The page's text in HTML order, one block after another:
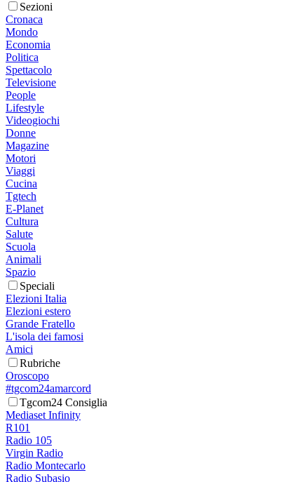
Sezioni
Cronaca
Mondo
Economia
Politica
Spettacolo
Televisione
People
Lifestyle
Videogiochi
Donne
Magazine
Motori
Viaggi
Cucina
Tgtech
E-Planet
Cultura
Salute
Scuola
Animali
Spazio
Speciali
Elezioni Italia
Elezioni estero
Grande Fratello
L'isola dei famosi
Amici
Rubriche
Oroscopo
#tgcom24amarcord
Tgcom24 Consiglia
Mediaset Infinity
R101
Radio 105
Virgin Radio
Radio Montecarlo
Radio Subasio